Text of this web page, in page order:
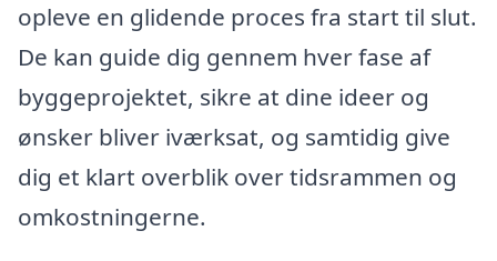
opleve en glidende proces fra start til slut.
De kan guide dig gennem hver fase af
byggeprojektet, sikre at dine ideer og
ønsker bliver iværksat, og samtidig give
dig et klart overblik over tidsrammen og
omkostningerne.